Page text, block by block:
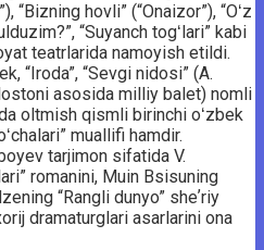
“Bizning hovli” (“Onaizor”), “Oʻz
“Suyanch togʻlari” kabi
teatrlarida namoyish etildi.
“Iroda”, “Sevgi nidosi” (A.
asosida milliy balet) nomli
oltmish qismli birinchi oʻzbek
muallifi hamdir.
tarjimon sifatida V.
romanini, Muin Bsisuning
“Rangli dunyo” sheʼriy
dramaturglari asarlarini ona